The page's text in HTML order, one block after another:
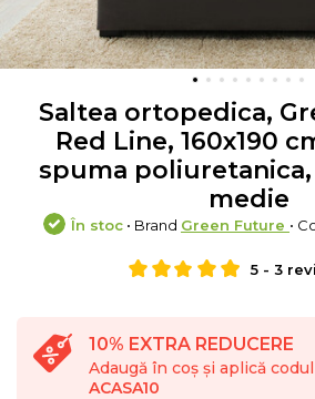
Saltea ortopedica,
Red Line, 160x190
spuma
medie
În stoc • Brand Green Future •
5 - 3
10% EXTRA REDUCERE
Adaugă în coș și aplică
ACASA10